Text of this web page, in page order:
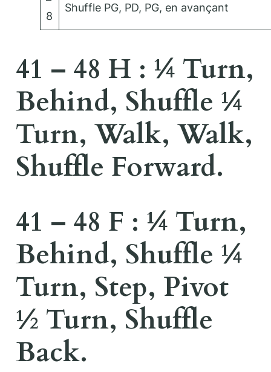
8
Shuffle PG, PD, PG, en avançant
41 – 48 H : ¼ Turn,
Behind, Shuffle ¼
Turn, Walk, Walk,
Shuffle Forward.
41 – 48 F : ¼ Turn,
Behind, Shuffle ¼
Turn, Step, Pivot
½ Turn, Shuffle
Back.